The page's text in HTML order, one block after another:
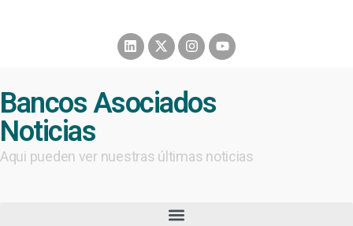
Bancos Asociados
Noticias
Aqui pueden ver nuestras últimas noticias